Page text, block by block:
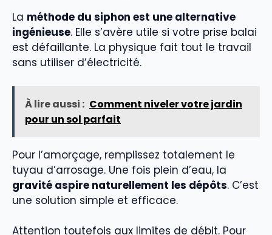
La méthode du siphon est une alternative
ingénieuse. Elle s’avère utile si votre prise balai
est défaillante. La physique fait tout le travail
sans utiliser d’électricité.
À lire aussi : Comment niveler votre jardin
pour un sol parfait
Pour l’amorçage, remplissez totalement le
tuyau d’arrosage. Une fois plein d’eau, la
gravité aspire naturellement les dépôts. C’est
une solution simple et efficace.
Attention toutefois aux limites de débit. Pour